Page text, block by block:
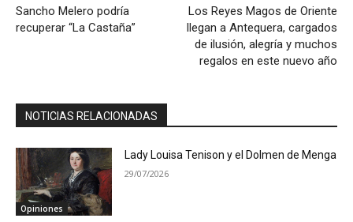
Sancho Melero podría
recuperar “La Castaña”
Los Reyes Magos de Oriente
llegan a Antequera, cargados
de ilusión, alegría y muchos
regalos en este nuevo año
NOTICIAS RELACIONADAS
Opiniones
Lady Louisa Tenison y el Dolmen de Menga
29/07/2026